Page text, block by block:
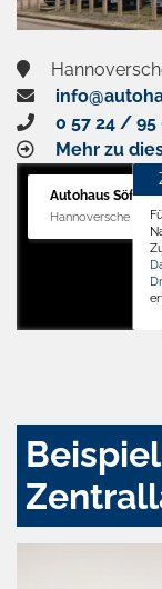
0 57 24 / 95
Mehr zu
Autohaus Söffker
Hannoversche Str.